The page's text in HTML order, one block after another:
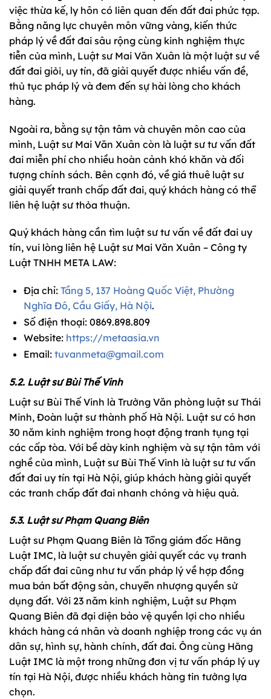
việc thừa kế, ly hôn có liên quan đến đất đai phức tạp.
Bằng năng lực chuyên môn vững vàng, kiến thức
pháp lý về đất đai sâu rộng cùng kinh nghiệm thực
tiễn của mình, Luật sư Mai Văn Xuân là một luật sư về
đất đai giỏi, uy tín, đã giải quyết được nhiều vấn đề,
thủ tục pháp lý và đem đến sự hài lòng cho khách
hàng.
Ngoài ra, bằng sự tận tâm và chuyên môn cao của
mình, Luật sư Mai Văn Xuân còn là luật sư tư vấn đất
đai miễn phí cho nhiều hoàn cảnh khó khăn và đối
tượng chính sách. Bên cạnh đó, về giá thuê luật sư
giải quyết tranh chấp đất đai, quý khách hàng có thể
liên hệ luật sư thỏa thuận.
Quý khách hàng cần tìm luật sư tư vấn về đất đai uy
tín, vui lòng liên hệ Luật sư Mai Văn Xuân – Công ty
Luật TNHH META LAW:
Địa chỉ: Tầng 5, 137 Hoàng Quốc Việt, Phường
Nghĩa Đô, Cầu Giấy, Hà Nội.
Số điện thoại: 0869.898.809
Website: https://metaasia.vn
Email: tuvanmeta@gmail.com
5.2. Luật sư Bùi Thế Vinh
Luật sư Bùi Thế Vinh là Trưởng Văn phòng luật sư Thái
Minh, Đoàn luật sư thành phố Hà Nội. Luật sư có hơn
30 năm kinh nghiệm trong hoạt động tranh tụng tại
các cấp tòa. Với bề dày kinh nghiệm và sự tận tâm với
nghề của mình, Luật sư Bùi Thế Vinh là luật sư tư vấn
đất đai uy tín tại Hà Nội, giúp khách hàng giải quyết
các tranh chấp đất đai nhanh chóng và hiệu quả.
5.3. Luật sư Phạm Quang Biên
Luật sư Phạm Quang Biên là Tổng giám đốc Hãng
Luật IMC, là luật sư chuyên giải quyết các vụ tranh
chấp đất đai cũng như tư vấn pháp lý về hợp đồng
mua bán bất động sản, chuyển nhượng quyền sử
dụng đất. Với 23 năm kinh nghiệm, Luật sư Phạm
Quang Biên đã đại diện bảo vệ quyền lợi cho nhiều
khách hàng cá nhân và doanh nghiệp trong các vụ án
dân sự, hình sự, hành chính, đất đai. Ông cùng Hãng
Luật IMC là một trong những đơn vị tư vấn pháp lý uy
tín tại Hà Nội, được nhiều khách hàng tin tưởng lựa
chọn.